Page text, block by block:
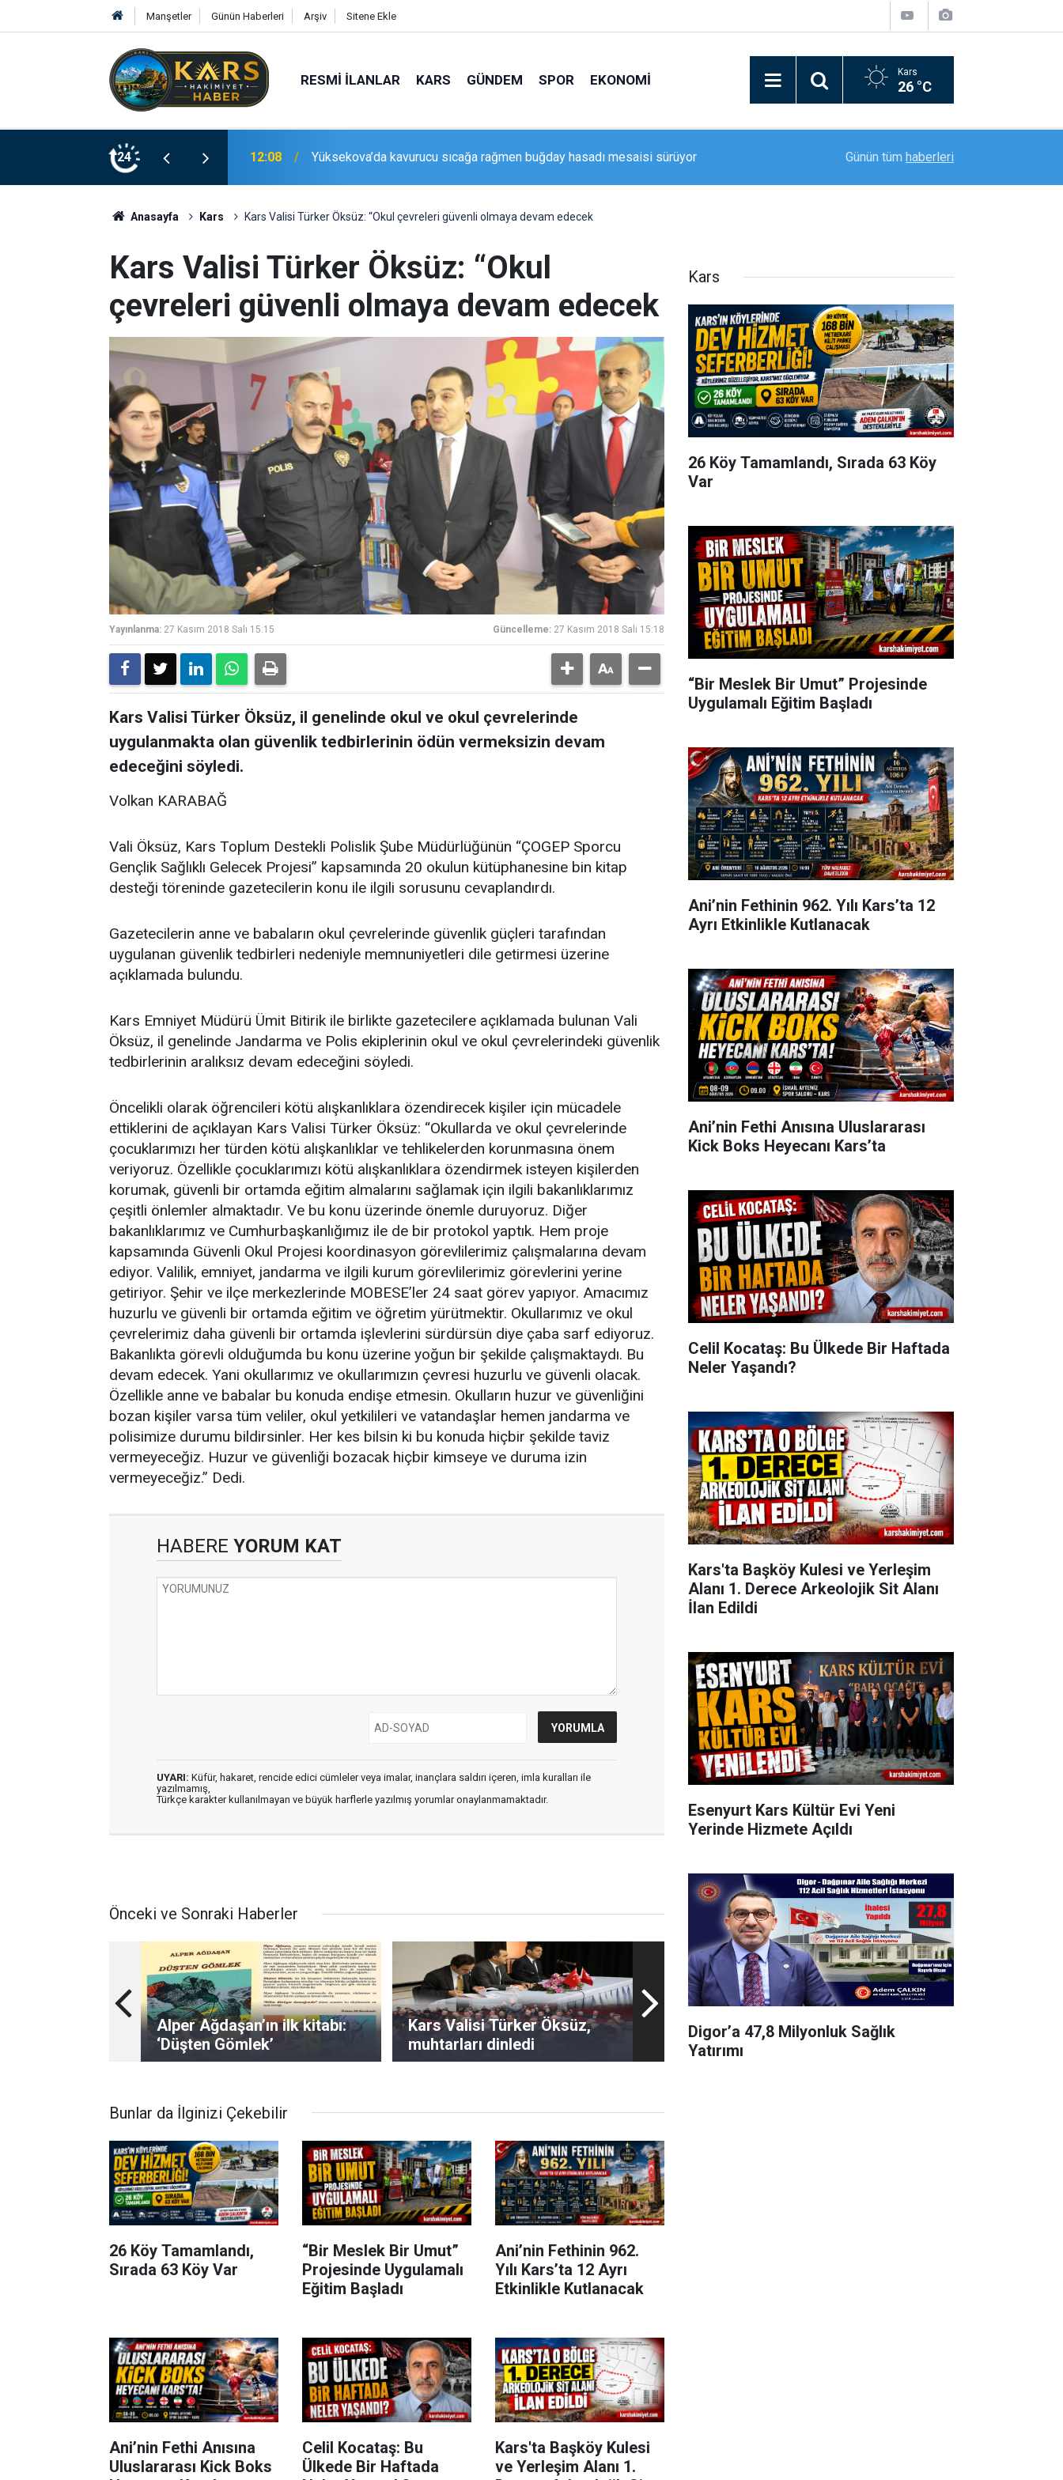
Manşetler Günün Haberleri Arşiv Sitene Ekle
RESMI İLANLAR KARS GÜNDEM SPOR EKONOMI Kars
26 °C
24
buğday hasadı mesaisi sürüyor 12:06 Ani’nin Fethinin 962. Yılı Kars’ta 12 Ayrı Etkinlikle Kutlanacak Uzgörür’de asfalt ve altyapı çalışmaları sürüyor
Günün tüm haberleri
Anasayfa Kars Kars Valisi Türker Öksüz: “Okul çevreleri güvenli olmaya devam edecek
Kars Valisi Türker Öksüz: “Okul
çevreleri güvenli olmaya devam edecek
Yayınlanma: 27 Kasım 2018 Salı 15:15 Güncelleme: 27 Kasım 2018 Salı 15:18
Kars Valisi Türker Öksüz, il genelinde okul ve okul çevrelerinde
uygulanmakta olan güvenlik tedbirlerinin ödün vermeksizin devam
edeceğini söyledi.
Volkan KARABAĞ
Vali Öksüz, Kars Toplum Destekli Polislik Şube Müdürlüğünün “ÇOGEP Sporcu
Gençlik Sağlıklı Gelecek Projesi” kapsamında 20 okulun kütüphanesine bin kitap
desteği töreninde gazetecilerin konu ile ilgili sorusunu cevaplandırdı.
Gazetecilerin anne ve babaların okul çevrelerinde güvenlik güçleri tarafından
uygulanan güvenlik tedbirleri nedeniyle memnuniyetleri dile getirmesi üzerine
açıklamada bulundu.
Kars Emniyet Müdürü Ümit Bitirik ile birlikte gazetecilere açıklamada bulunan Vali
Öksüz, il genelinde Jandarma ve Polis ekiplerinin okul ve okul çevrelerindeki güvenlik
tedbirlerinin aralıksız devam edeceğini söyledi.
Öncelikli olarak öğrencileri kötü alışkanlıklara özendirecek kişiler için mücadele
ettiklerini de açıklayan Kars Valisi Türker Öksüz: “Okullarda ve okul çevrelerinde
çocuklarımızı her türden kötü alışkanlıklar ve tehlikelerden korunmasına önem
veriyoruz. Özellikle çocuklarımızı kötü alışkanlıklara özendirmek isteyen kişilerden
korumak, güvenli bir ortamda eğitim almalarını sağlamak için ilgili bakanlıklarımız
çeşitli önlemler almaktadır. Ve bu konu üzerinde önemle duruyoruz. Diğer
bakanlıklarımız ve Cumhurbaşkanlığımız ile de bir protokol yaptık. Hem proje
kapsamında Güvenli Okul Projesi koordinasyon görevlilerimiz çalışmalarına devam
ediyor. Valilik, emniyet, jandarma ve ilgili kurum görevlilerimiz görevlerini yerine
getiriyor. Şehir ve ilçe merkezlerinde MOBESE’ler 24 saat görev yapıyor. Amacımız
huzurlu ve güvenli bir ortamda eğitim ve öğretim yürütmektir. Okullarımız ve okul
çevrelerimiz daha güvenli bir ortamda işlevlerini sürdürsün diye çaba sarf ediyoruz.
Bakanlıkta görevli olduğumda bu konu üzerine yoğun bir şekilde çalışmaktaydı. Bu
devam edecek. Yani okullarımız ve okullarımızın çevresi huzurlu ve güvenli olacak.
Özellikle anne ve babalar bu konuda endişe etmesin. Okulların huzur ve güvenliğini
bozan kişiler varsa tüm veliler, okul yetkilileri ve vatandaşlar hemen jandarma ve
polisimize durumu bildirsinler. Her kes bilsin ki bu konuda hiçbir şekilde taviz
vermeyeceğiz. Huzur ve güvenliği bozacak hiçbir kimseye ve duruma izin
vermeyeceğiz.” Dedi.
HABERE YORUM KAT
UYARI: Küfür, hakaret, rencide edici cümleler veya imalar, inançlara saldırı içeren, imla kuralları ile
yazılmamış,
Türkçe karakter kullanılmayan ve büyük harflerle yazılmış yorumlar onaylanmamaktadır.
Önceki ve Sonraki Haberler
Alper Ağdaşan’ın ilk kitabı:
‘Düşten Gömlek’
Kars Valisi Türker Öksüz,
muhtarları dinledi
Bunlar da İlginizi Çekebilir
26 Köy Tamamlandı,
Sırada 63 Köy Var
“Bir Meslek Bir Umut”
Projesinde Uygulamalı
Eğitim Başladı
Ani’nin Fethinin 962.
Yılı Kars’ta 12 Ayrı
Etkinlikle Kutlanacak
Ani’nin Fethi Anısına
Uluslararası Kick Boks
Celil Kocataş: Bu
Ülkede Bir Haftada
Kars'ta Başköy Kulesi
ve Yerleşim Alanı 1.
Kars
26 Köy Tamamlandı, Sırada 63 Köy
Var
“Bir Meslek Bir Umut” Projesinde
Uygulamalı Eğitim Başladı
Ani’nin Fethinin 962. Yılı Kars’ta 12
Ayrı Etkinlikle Kutlanacak
Ani’nin Fethi Anısına Uluslararası
Kick Boks Heyecanı Kars’ta
Celil Kocataş: Bu Ülkede Bir Haftada
Neler Yaşandı?
Kars'ta Başköy Kulesi ve Yerleşim
Alanı 1. Derece Arkeolojik Sit Alanı
İlan Edildi
Esenyurt Kars Kültür Evi Yeni
Yerinde Hizmete Açıldı
Digor’a 47,8 Milyonluk Sağlık
Yatırımı